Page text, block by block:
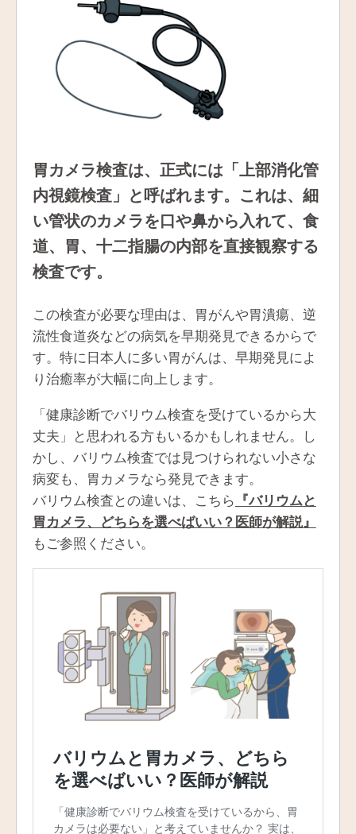
胃カメラ検査は、正式には「上部消化管
内視鏡検査」と呼ばれます。これは、細
い管状のカメラを口や鼻から入れて、食
道、胃、十二指腸の内部を直接観察する
検査です。
この検査が必要な理由は、胃がんや胃潰瘍、逆
流性食道炎などの病気を早期発見できるからで
す。特に日本人に多い胃がんは、早期発見によ
り治癒率が大幅に向上します。
「健康診断でバリウム検査を受けているから大
丈夫」と思われる方もいるかもしれません。し
かし、バリウム検査では見つけられない小さな
病変も、胃カメラなら発見できます。
バリウム検査との違いは、こちら 『バリウムと
胃カメラ、どちらを選べばいい？医師が解説』
もご参照ください。